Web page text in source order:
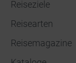
Reiseziele
Reisearten
Reisemagazine